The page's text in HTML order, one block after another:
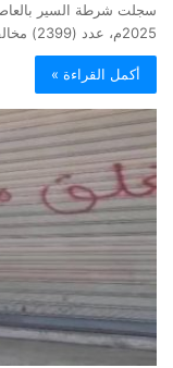
2025م، عدد (2399) مخالفة مرورية بمختلف أنواعها، وذلك…
أكمل القراءة »